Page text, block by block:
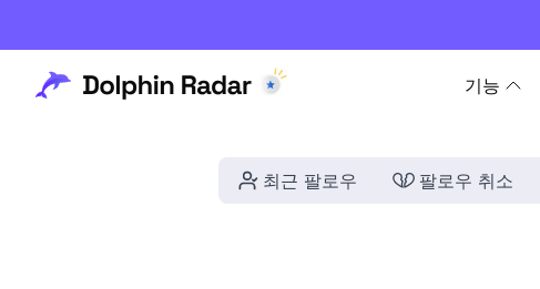
기능
최근 팔로우 팔로우 취소